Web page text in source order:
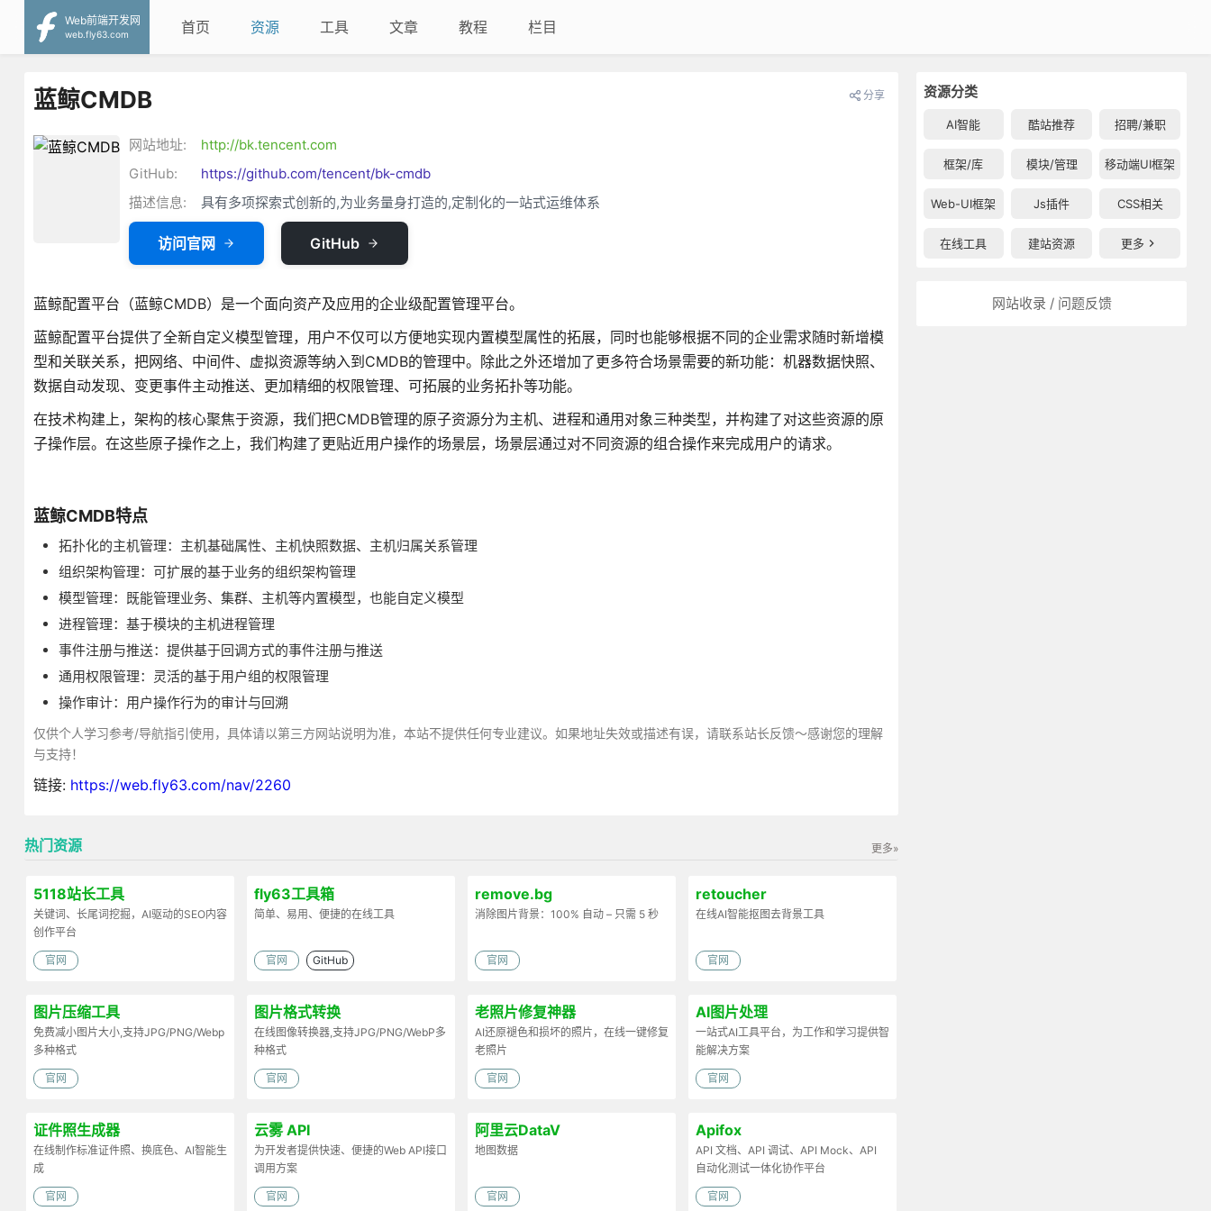
Web前端开发网
web.fly63.com
首页 资源 工具 文章 教程 栏目
资源分类
AI智能 酷站推荐 招聘/兼职
框架/库 模块/管理 移动端UI框架
Web-UI框架 Js插件 CSS相关
在线工具 建站资源 更多
网站收录 / 问题反馈
蓝鲸CMDB 分享
网站地址:
http://bk.tencent.com
GitHub:
https://github.com/tencent/bk-cmdb
描述信息:
具有多项探索式创新的,为业务量身打造的,定制化的一站式运维体系
访问官网 GitHub
蓝鲸配置平台（蓝鲸CMDB）是一个面向资产及应用的企业级配置管理平台。
蓝鲸配置平台提供了全新自定义模型管理，用户不仅可以方便地实现内置模型属性的拓展，同时也能够根据不同的企业需求随时新增模
型和关联关系，把网络、中间件、虚拟资源等纳入到CMDB的管理中。除此之外还增加了更多符合场景需要的新功能：机器数据快照、
数据自动发现、变更事件主动推送、更加精细的权限管理、可拓展的业务拓扑等功能。
在技术构建上，架构的核心聚焦于资源，我们把CMDB管理的原子资源分为主机、进程和通用对象三种类型，并构建了对这些资源的原
子操作层。在这些原子操作之上，我们构建了更贴近用户操作的场景层，场景层通过对不同资源的组合操作来完成用户的请求。
蓝鲸CMDB特点
拓扑化的主机管理：主机基础属性、主机快照数据、主机归属关系管理
组织架构管理：可扩展的基于业务的组织架构管理
模型管理：既能管理业务、集群、主机等内置模型，也能自定义模型
进程管理：基于模块的主机进程管理
事件注册与推送：提供基于回调方式的事件注册与推送
通用权限管理：灵活的基于用户组的权限管理
操作审计：用户操作行为的审计与回溯
仅供个人学习参考/导航指引使用，具体请以第三方网站说明为准，本站不提供任何专业建议。如果地址失效或描述有误，请联系站长反馈～感谢您的理解
与支持！
链接: https://web.fly63.com/nav/2260
更多»
热门资源
5118站长工具
关键词、长尾词挖掘，AI驱动的SEO内容
创作平台
官网
fly63工具箱
简单、易用、便捷的在线工具
官网 GitHub
remove.bg
消除图片背景：100% 自动 – 只需 5 秒
官网
retoucher
在线AI智能抠图去背景工具
官网
图片压缩工具
免费减小图片大小,支持JPG/PNG/Webp
多种格式
官网
图片格式转换
在线图像转换器,支持JPG/PNG/WebP多
种格式
官网
老照片修复神器
AI还原褪色和损坏的照片，在线一键修复
老照片
官网
AI图片处理
一站式AI工具平台，为工作和学习提供智
能解决方案
官网
证件照生成器
在线制作标准证件照、换底色、AI智能生
成
官网
云雾 API
为开发者提供快速、便捷的Web API接口
调用方案
官网
阿里云DataV
地图数据
官网
Apifox
API 文档、API 调试、API Mock、API
自动化测试一体化协作平台
官网